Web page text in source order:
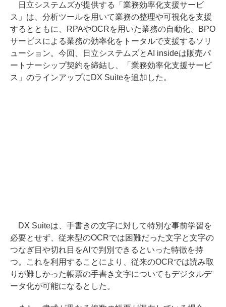
日立システムズが提供する「業務効率化支援サービ
ス」は、分析ツールを用いて業務の整理や可視化を支援
するとともに、RPAやOCRを用いた業務の自動化、BPO
サービスによる業務の効率化をトータルで支援するソリ
ューション。今回、日立システムズとAI insideは販売パ
ートナーシップ契約を締結し、「業務効率化支援サービ
ス」のラインアップにDX Suiteを追加した。
DX Suiteは、手書きの文字に対して特別な事前学習を
必要とせず、従来型のOCRでは困難だった文字と文字の
つなぎ目や切れ目をAIで判別できるといった特徴を持
つ。これを利用することにより、従来のOCRでは読み取
りが難しかった帳票の手書き文字についてもデジタルデ
ータ化が可能になるとした。